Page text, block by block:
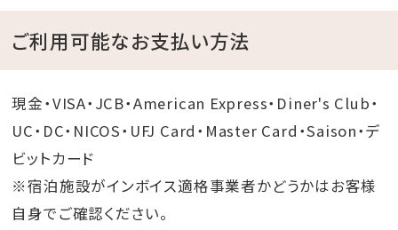
ご利用可能なお支払い方法
現金・VISA・JCB・American Express・Diner's Club・
UC・DC・NICOS・UFJ Card・Master Card・Saison・デ
ビットカード
※宿泊施設がインボイス適格事業者かどうかはお客様
自身でご確認ください。